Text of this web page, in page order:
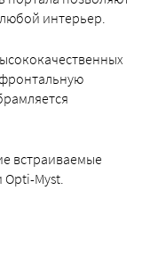
интерьер.
встраиваемые
Myst.